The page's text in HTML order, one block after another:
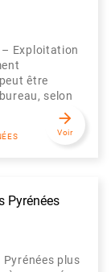
Exploitation
être
selon
arrow_forward
Voir
Pyrénées
plus